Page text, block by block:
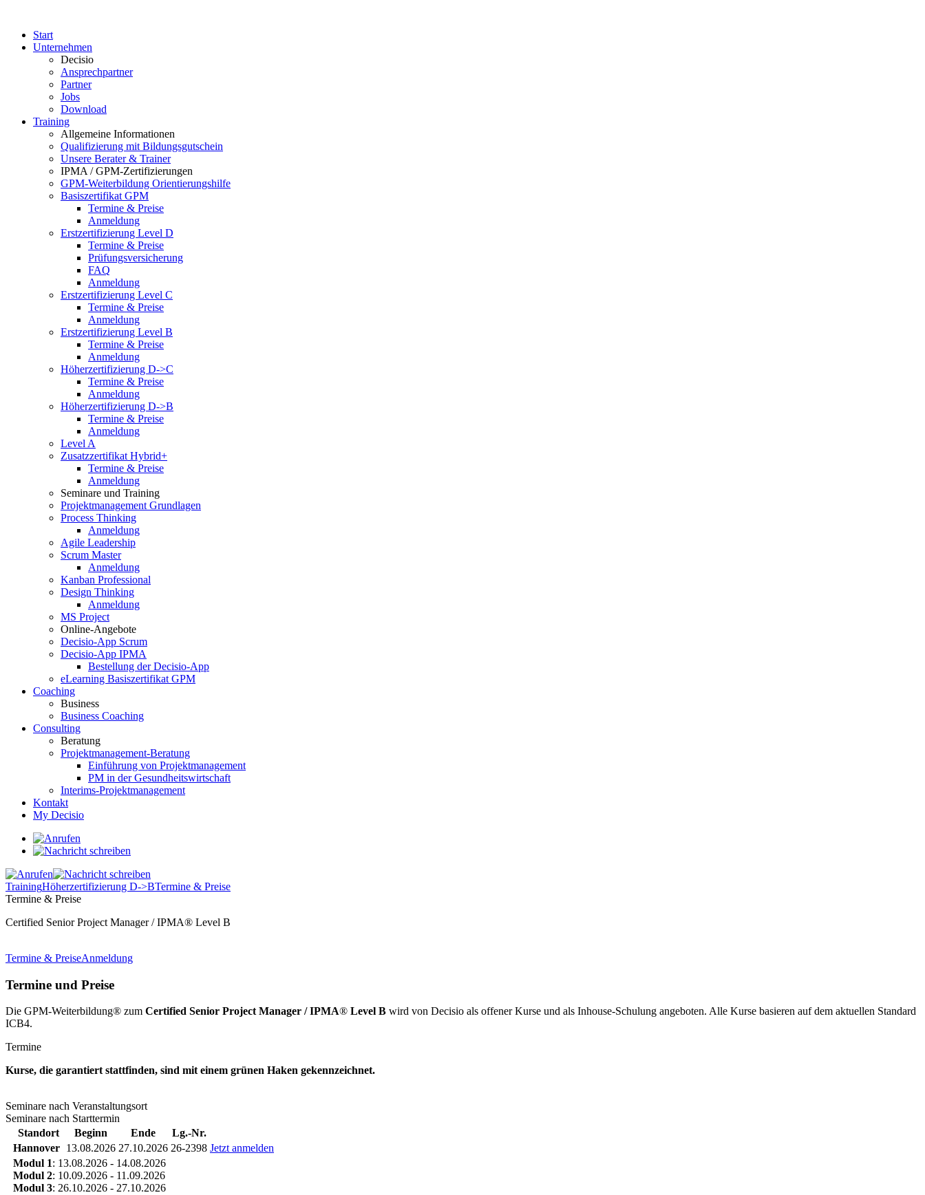
Start
Unternehmen
Decisio
Ansprechpartner
Partner
Jobs
Download
Training
Allgemeine Informationen
Qualifizierung mit Bildungsgutschein
Unsere Berater & Trainer
IPMA / GPM-Zertifizierungen
GPM-Weiterbildung Orientierungshilfe
Basiszertifikat GPM
Termine & Preise
Anmeldung
Erstzertifizierung Level D
Termine & Preise
Prüfungsversicherung
FAQ
Anmeldung
Erstzertifizierung Level C
Termine & Preise
Anmeldung
Erstzertifizierung Level B
Termine & Preise
Anmeldung
Höherzertifizierung D->C
Termine & Preise
Anmeldung
Höherzertifizierung D->B
Termine & Preise
Anmeldung
Level A
Zusatzzertifikat Hybrid+
Termine & Preise
Anmeldung
Seminare und Training
Projektmanagement Grundlagen
Process Thinking
Anmeldung
Agile Leadership
Scrum Master
Anmeldung
Kanban Professional
Design Thinking
Anmeldung
MS Project
Online-Angebote
Decisio-App Scrum
Decisio-App IPMA
Bestellung der Decisio-App
eLearning Basiszertifikat GPM
Coaching
Business
Business Coaching
Consulting
Beratung
Projektmanagement-Beratung
Einführung von Projektmanagement
PM in der Gesundheitswirtschaft
Interims-Projektmanagement
Kontakt
My Decisio
TrainingHöherzertifizierung D->BTermine & Preise
Termine & Preise
Certified Senior Project Manager / IPMA® Level B
Termine & PreiseAnmeldung
Termine und Preise
Die GPM-Weiterbildung® zum Certified Senior Project Manager / IPMA® Level B wird von Decisio als offener Kurse und als Inhouse-Schulung angeboten. Alle Kurse basieren auf dem aktuellen Standard
ICB4.
Termine
Kurse, die garantiert stattfinden, sind mit einem grünen Haken gekennzeichnet.
Seminare nach Veranstaltungsort
Seminare nach Starttermin
Standort
Beginn Ende
Lg.-Nr.
Hannover 13.08.2026 27.10.2026 26-2398 Jetzt anmelden
Modul 1: 13.08.2026 - 14.08.2026
Modul 2: 10.09.2026 - 11.09.2026
Modul 3: 26.10.2026 - 27.10.2026